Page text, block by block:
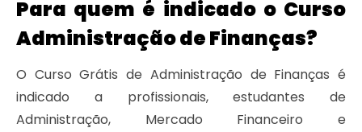
Para quem é indicado o Curso
Administração de Finanças?
O Curso Grátis de Administração de Finanças é
indicado a profissionais, estudantes de
Administração, Mercado Financeiro e